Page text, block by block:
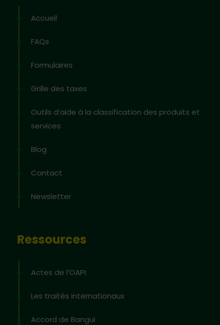
Accueil
FAQs
Formulaires
Grille des taxes
Outils d’aide à la classification des produits et
services
Blog
Contact
Newsletter
Ressources
Actes de l’OAPI
Les traités internationaux
Accord de Bangui